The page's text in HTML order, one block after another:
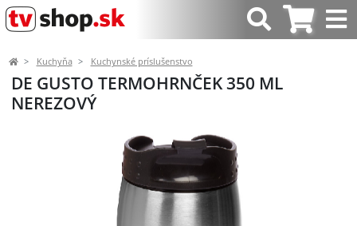
Kuchyňa Kuchynské príslušenstvo
DE GUSTO TERMOHRNČEK 350 ML
NEREZOVÝ